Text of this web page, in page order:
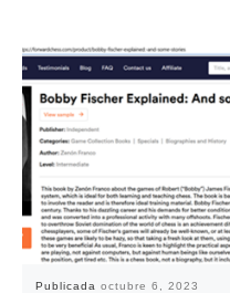
Publicada octubre 6, 2023